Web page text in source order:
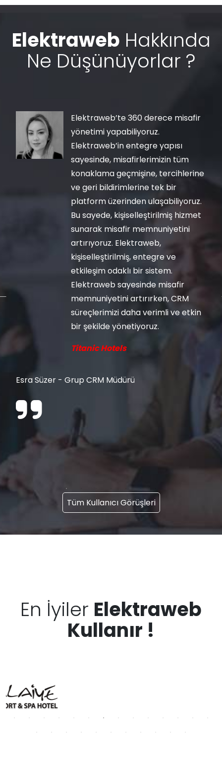
Elektraweb Hakkında
Ne Düşünüyorlar ?
Elektraweb’te 360 derece misafir
yönetimi yapabiliyoruz.
Elektraweb’in entegre yapısı
sayesinde, misafirlerimizin tüm
konaklama geçmişine, tercihlerine
ve geri bildirimlerine tek bir
platform üzerinden ulaşabiliyoruz.
Bu sayede, kişiselleştirilmiş hizmet
sunarak misafir memnuniyetini
artırıyoruz. Elektraweb,
kişiselleştirilmiş, entegre ve
etkileşim odaklı bir sistem.
Elektraweb sayesinde misafir
memnuniyetini artırırken, CRM
süreçlerimizi daha verimli ve etkin
bir şekilde yönetiyoruz.
Titanic Hotels
Esra Süzer - Grup CRM Müdürü
Tüm Kullanıcı Görüşleri
En İyiler Elektraweb
Kullanır !